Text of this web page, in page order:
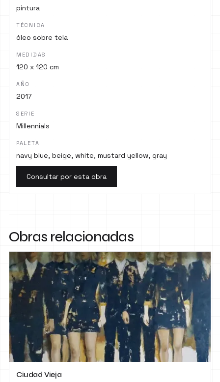
pintura
TÉCNICA
óleo sobre tela
MEDIDAS
120 x 120 cm
AÑO
2017
SERIE
Millennials
PALETA
navy blue, beige, white, mustard yellow, gray
Consultar por esta obra
Obras relacionadas
Ciudad Vieja